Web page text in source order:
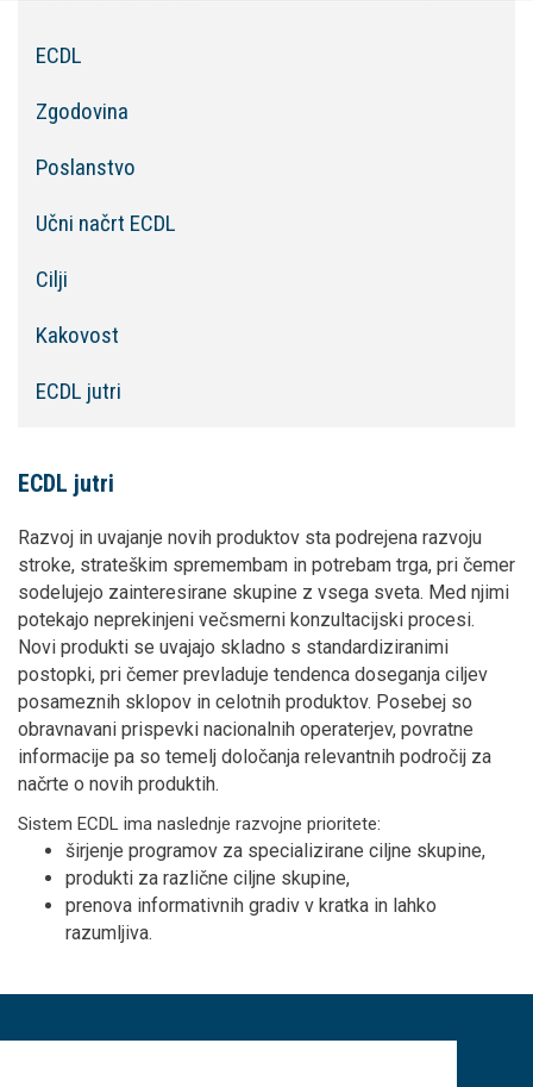
ECDL
Zgodovina
Poslanstvo
Učni načrt ECDL
Cilji
Kakovost
ECDL jutri
ECDL jutri
Razvoj in uvajanje novih produktov sta podrejena razvoju
stroke, strateškim spremembam in potrebam trga, pri čemer
sodelujejo zainteresirane skupine z vsega sveta. Med njimi
potekajo neprekinjeni večsmerni konzultacijski procesi.
Novi produkti se uvajajo skladno s standardiziranimi
postopki, pri čemer prevladuje tendenca doseganja ciljev
posameznih sklopov in celotnih produktov. Posebej so
obravnavani prispevki nacionalnih operaterjev, povratne
informacije pa so temelj določanja relevantnih področij za
načrte o novih produktih.
Sistem ECDL ima naslednje razvojne prioritete:
širjenje programov za specializirane ciljne skupine,
produkti za različne ciljne skupine,
prenova informativnih gradiv v kratka in lahko
razumljiva.